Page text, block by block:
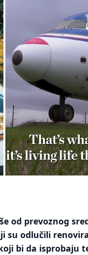
od prevoznog
su odlučili
bi da isprobaju